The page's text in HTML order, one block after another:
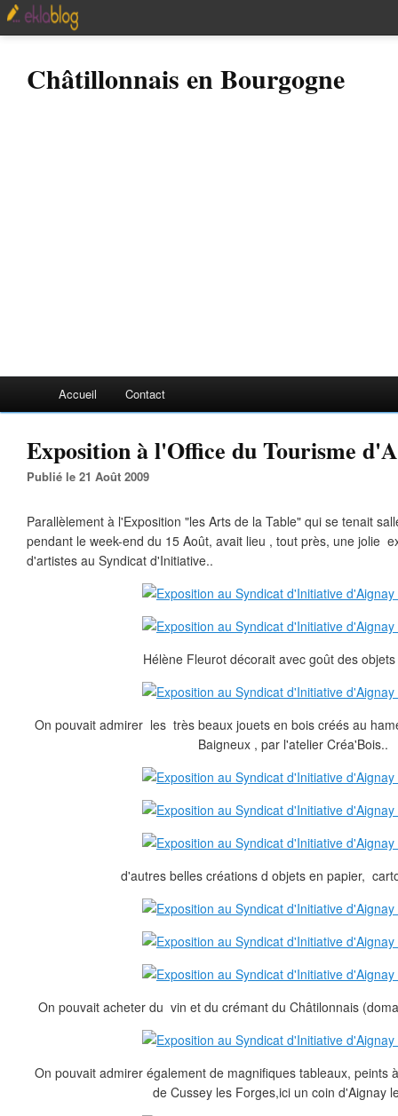
Châtillonnais en Bourgogne
Accueil Contact
Exposition à l'Office du Tourisme
Publié le 21 Août 2009
Parallèlement à l'Exposition "les Arts de la Table" qui se tenait
pendant le week-end du 15 Août, avait lieu , tout près, une jolie
d'artistes au Syndicat d'Initiative..
Hélène Fleurot décorait avec goût des
On pouvait admirer les très beaux jouets en bois créés au
Baigneux , par l'atelier Créa'Bois..
d'autres belles créations d objets en papier,
On pouvait acheter du vin et du crémant du Châtilonnais
On pouvait admirer également de magnifiques tableaux, peints
de Cussey les Forges,ici un coin d'Aignay